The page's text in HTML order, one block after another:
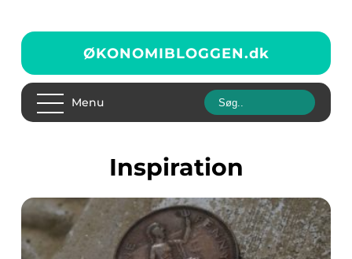
ØKONOMIBLOGGEN.dk
Menu
inspiration